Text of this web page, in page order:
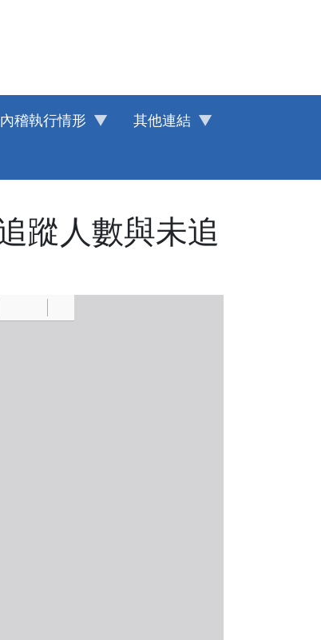
稽執行情形
其他連結
蹤人數與未追